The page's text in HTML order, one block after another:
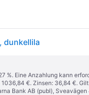
dunkellila
%. Eine Anzahlung kann
1036,84 €. Zinsen: 36,84 €.
Bank AB (publ),